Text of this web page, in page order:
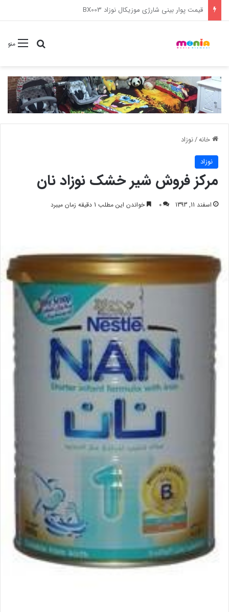
خرید عمده ست مانیکور نوزاد خارجی
منوجستجو
خانه/نوزاد
نوزاد
مرکز فروش شیر خشک نوزاد نان
اسفند 11, 1393 0 خواندن این مطلب 1 دقیقه زمان میبرد